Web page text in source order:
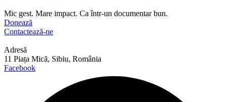
Mic gest. Mare impact. Ca într-un documentar bun.
Donează
Contactează-ne
Adresă
11 Piața Mică, Sibiu, România
Facebook